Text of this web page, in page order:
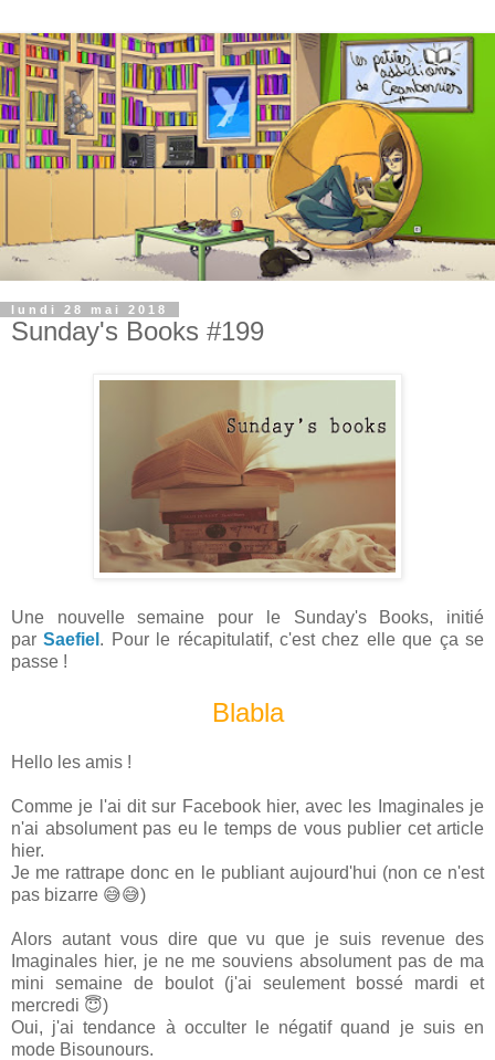
lundi 28 mai 2018
Sunday's Books #199
Une nouvelle semaine pour le Sunday's Books, initié
parSaefiel . Pour le récapitulatif, c'est chez elle que ça se
passe !
Blabla
Hello les amis !
Comme je l'ai dit sur Facebook hier, avec les Imaginales je
n'ai absolument pas eu le temps de vous publier cet article
hier.
Je me rattrape donc en le publiant aujourd'hui (non ce n'est
pas bizarre 😅😅)
Alors autant vous dire que vu que je suis revenue des
Imaginales hier, je ne me souviens absolument pas de ma
mini semaine de boulot (j'ai seulement bossé mardi et
mercredi 😇)
Oui, j'ai tendance à occulter le négatif quand je suis en
mode Bisounours.